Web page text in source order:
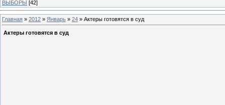
ВЫБОРЫ [42]
Главная » 2012 » Январь » 24 » Актеры готовятся в суд
Актеры готовятся в суд